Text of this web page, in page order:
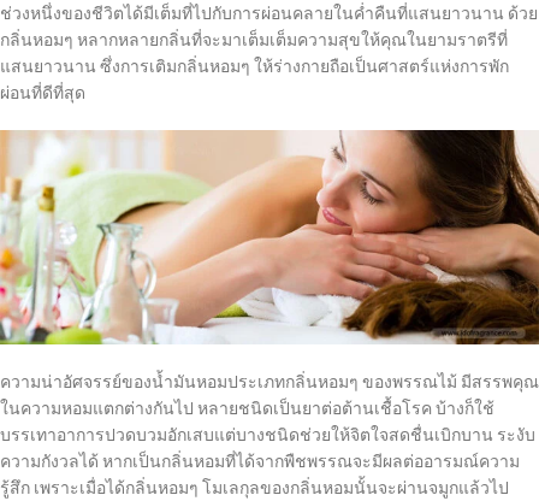
ช่วงหนึ่งของชีวิตได้มีเต็มที่ไปกับการผ่อนคลายในค่ำคืนที่แสนยาวนาน ด้วย
กลิ่นหอมๆ หลากหลายกลิ่นที่จะมาเต็มเต็มความสุขให้คุณในยามราตรีที่
แสนยาวนาน ซึ่งการเติมกลิ่นหอมๆ ให้ร่างกายถือเป็นศาสตร์แห่งการพัก
ผ่อนที่ดีที่สุด
ความน่าอัศจรรย์ของน้ำมันหอมประเภทกลิ่นหอมๆ ของพรรณไม้ มีสรรพคุณ
ในความหอมแตกต่างกันไป หลายชนิดเป็นยาต่อต้านเชื้อโรค บ้างก็ใช้
บรรเทาอาการปวดบวมอักเสบแต่บางชนิดช่วยให้จิตใจสดชื่นเบิกบาน ระงับ
ความกังวลได้ หากเป็นกลิ่นหอมที่ได้จากพืชพรรณจะมีผลต่ออารมณ์ความ
รู้สึก เพราะเมื่อได้กลิ่นหอมๆ โมเลกุลของกลิ่นหอมนั้นจะผ่านจมูกแล้วไป